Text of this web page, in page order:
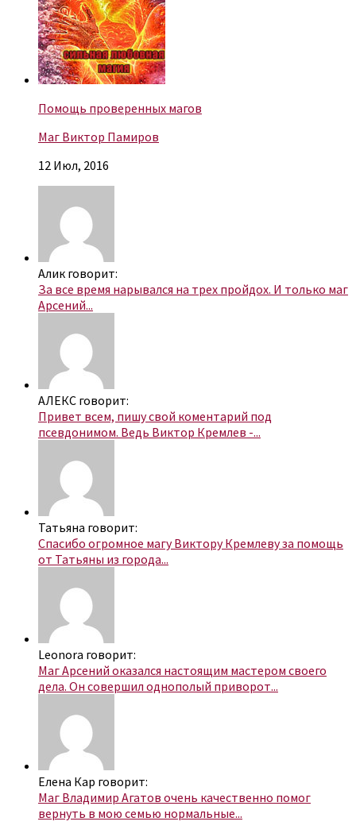
Помощь проверенных магов
Маг Виктор Памиров
12 Июл, 2016
Алик говорит:
За все время нарывался на трех пройдох. И только маг
Арсений...
АЛЕКС говорит:
Привет всем, пишу свой коментарий под
псевдонимом. Ведь Виктор Кремлев -...
Татьяна говорит:
Спасибо огромное магу Виктору Кремлеву за помощь
от Татьяны из города...
Leonora говорит:
Маг Арсений оказался настоящим мастером своего
дела. Он совершил однополый приворот...
Елена Кар говорит:
Маг Владимир Агатов очень качественно помог
вернуть в мою семью нормальные...